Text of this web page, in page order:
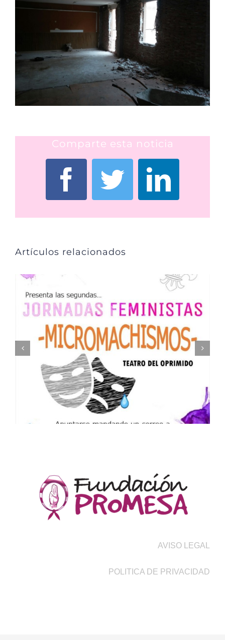
Comparte esta noticia
Facebook
Twitter
Artículos relacionados
AVISO LEGAL
POLITICA DE PRIVACIDAD